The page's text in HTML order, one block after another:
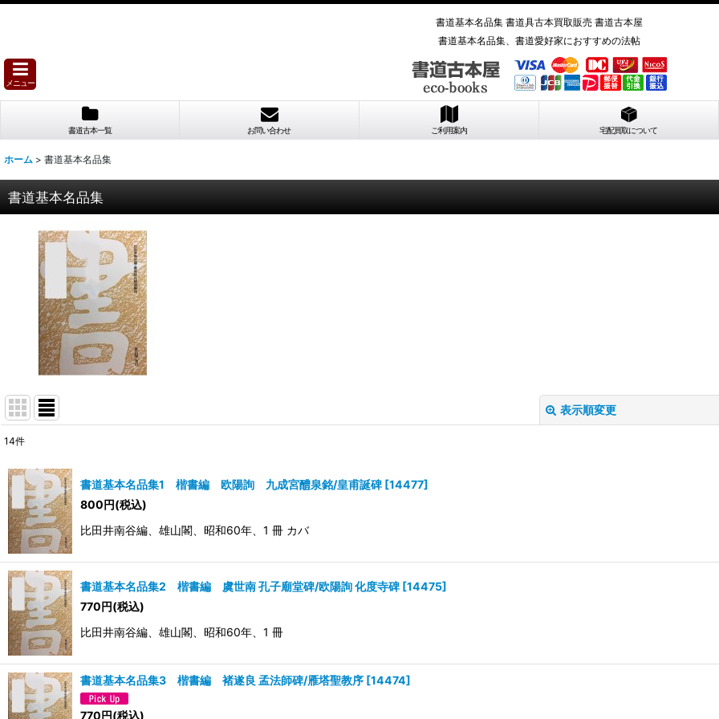
書道基本名品集 書道具古本買取販売 書道古本屋
書道基本名品集、書道愛好家におすすめの法帖
メニュー
書道古本一覧 お問い合わせ ご利用案内 宅配買取について
ホーム > 書道基本名品集
書道基本名品集
表示順変更
並び順:
14件
書道基本名品集1 楷書編 欧陽詢 九成宮醴泉銘/皇甫誕碑 [14477]
800円(税込)
比田井南谷編、雄山閣、昭和60年、1 冊 カバ
書道基本名品集2 楷書編 虞世南 孔子廟堂碑/欧陽詢 化度寺碑 [14475]
770円(税込)
比田井南谷編、雄山閣、昭和60年、1 冊
書道基本名品集3 楷書編 褚遂良 孟法師碑/雁塔聖教序 [14474]
770円(税込)